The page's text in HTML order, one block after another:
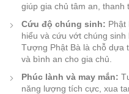
giúp gia chủ tâm an, thanh
Cứu độ chúng sinh: Phật
hiểu và cứu vớt chúng
Tượng Phật Bà là chỗ dựa
và bình an cho gia chủ.
Phúc lành và may mắn:
năng lượng tích cực, xua